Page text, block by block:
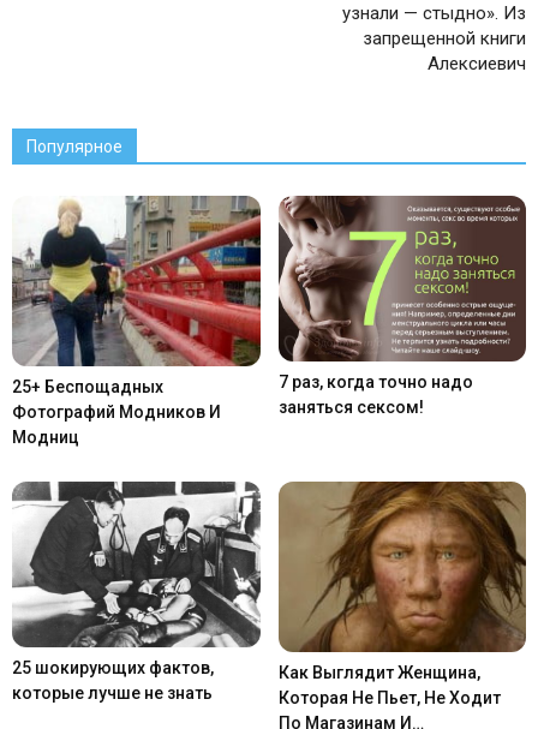
узнали — стыдно». Из
запрещенной книги
Алексиевич
Популярное
25+ Беспощадных
Фотографий Модников И
Модниц
7 раз, когда точно надо
заняться сексом!
25 шокирующих фактов,
которые лучше не знать
Как Выглядит Женщина,
Которая Не Пьет, Не Ходит
По Магазинам И…